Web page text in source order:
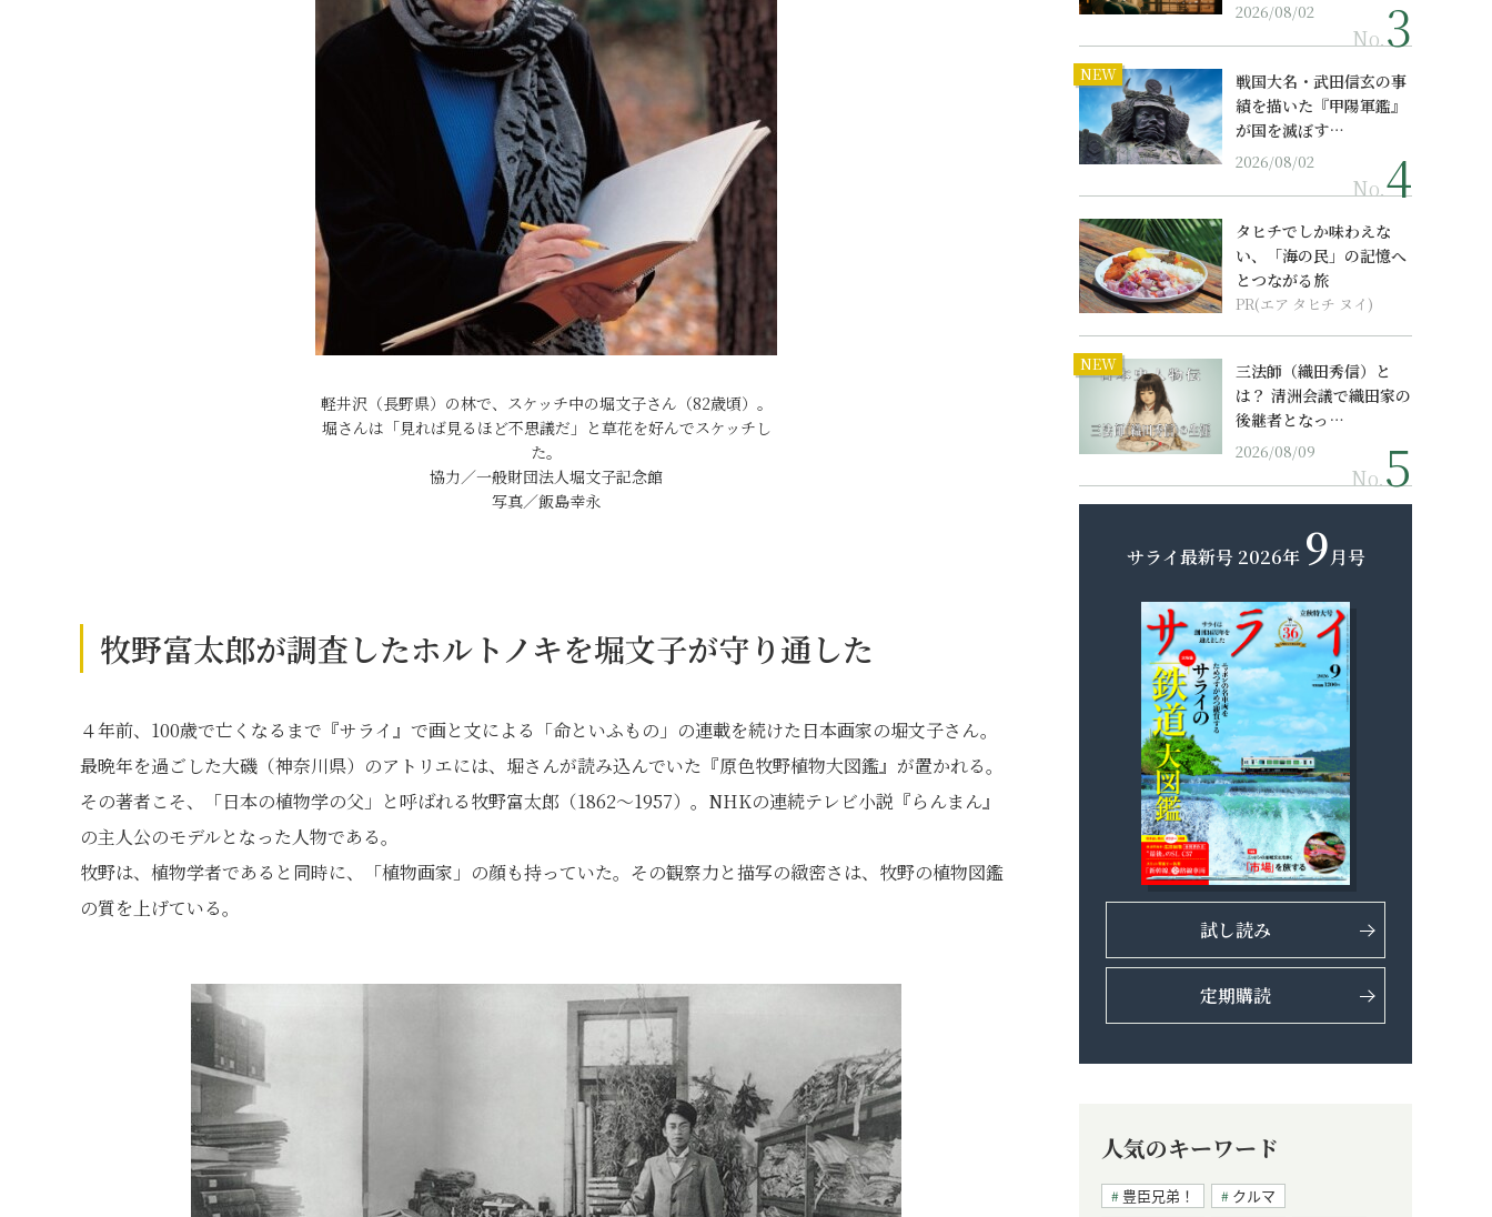
軽井沢（長野県）の林で、スケッチ中の堀文子さん（82歳頃）。
堀さんは「見れば見るほど不思議だ」と草花を好んでスケッチし
た。
協力／一般財団法人堀文子記念館
写真／飯島幸永
牧野富太郎が調査したホルトノキを堀文子が守り通した
４年前、100歳で亡くなるまで『サライ』で画と文による「命といふもの」の連載を続けた日本画家の堀文子さん。
最晩年を過ごした大磯（神奈川県）のアトリエには、堀さんが読み込んでいた『原色牧野植物大図鑑』が置かれる。
その著者こそ、「日本の植物学の父」と呼ばれる牧野富太郎（1862～1957）。NHKの連続テレビ小説『らんまん』
の主人公のモデルとなった人物である。
牧野は、植物学者であると同時に、「植物画家」の顔も持っていた。その観察力と描写の緻密さは、牧野の植物図鑑
の質を上げている。
2026/08/02
No.
NEW
戦国大名・武田信玄の事
績を描いた『甲陽軍鑑』
が国を滅ぼす…
2026/08/02
No.
タヒチでしか味わえな
い、「海の民」の記憶へ
とつながる旅
PR(エア タヒチ ヌイ)
NEW
三法師（織田秀信）と
は？ 清洲会議で織田家の
後継者となっ…
2026/08/09
No.
サライ最新号 2026年 9月号
試し読み
定期購読
人気のキーワード
豊臣兄弟！
クルマ